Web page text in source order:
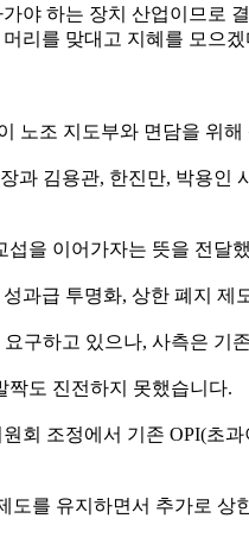
야 하는 장치 산업이므로
리를 맞대고 지혜를 모으
노조 지도부와 면담을 위
김용관, 한진만, 박용인
을 이어가자는 뜻을 전
과급 투명화, 상한 폐지 제
구하고 있으나, 사측은
짝도 진전하지 못했습니다.
회 조정에서 기존 OPI(초
를 유지하면서 추가로